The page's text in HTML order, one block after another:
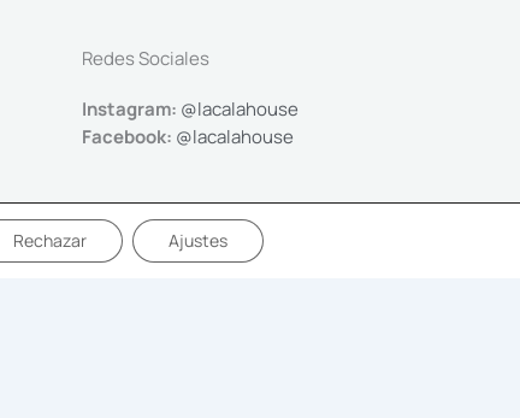
Redes Sociales
Instagram: @lacalahouse
Facebook: @lacalahouse
Rechazar Ajustes